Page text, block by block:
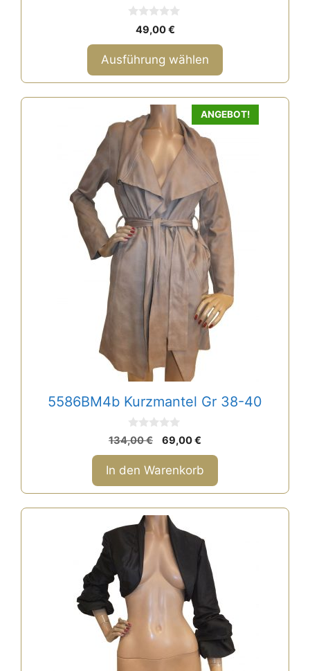
o
n
5
49,00€
Ausführung wählen
ANGEBOT!
5586BM4b Kurzmantel Gr 38-40
0
v
o
n
5
134,00€
Ursprünglicher
Preis
war:
134,00 €
69,00€
Preis
ist:
69,00 €.
In den Warenkorb